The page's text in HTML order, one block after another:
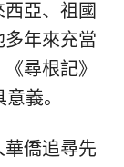
亞、祖國
年來充當
尋根記》
義。
華僑追尋先